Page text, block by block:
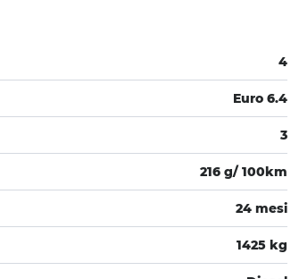
4
Euro 6.4
3
216 g/ 100km
24 mesi
1425 kg